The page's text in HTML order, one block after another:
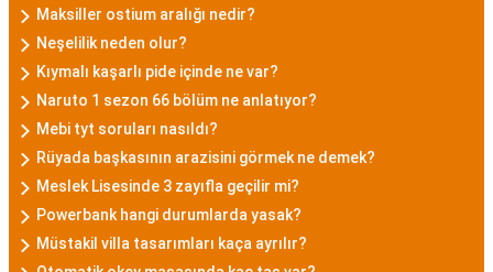
Maksiller ostium aralığı nedir?
Neşelilik neden olur?
Kıymalı kaşarlı pide içinde ne var?
Naruto 1 sezon 66 bölüm ne anlatıyor?
Mebi tyt soruları nasıldı?
Rüyada başkasının arazisini görmek ne demek?
Meslek Lisesinde 3 zayıfla geçilir mi?
Powerbank hangi durumlarda yasak?
Müstakil villa tasarımları kaça ayrılır?